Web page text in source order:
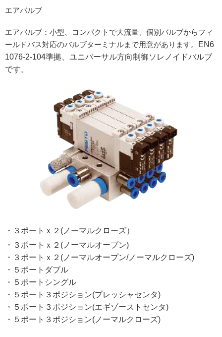
エアバルブ
エアバルブ：小型、コンパクトで大流量、個別バルブからフィ
ールドバス対応のバルブターミナルまで用意があります。
EN6
1076-2-104準拠、 ユニバーサル方向制御ソレノイドバルブ
です。
・３ポートｘ２(ノーマルクローズ）
・３ポートｘ２(ノーマルオープン)
・３ポートｘ２(ノーマルオープン/ノーマルクローズ)
・５ポートダブル
・５ポートシングル
・５ポート３ポジション(プレッシャセンタ)
・５ポート３ポジション(エギゾーストセンタ)
・５ポート３ポジション(ノーマルクローズ)